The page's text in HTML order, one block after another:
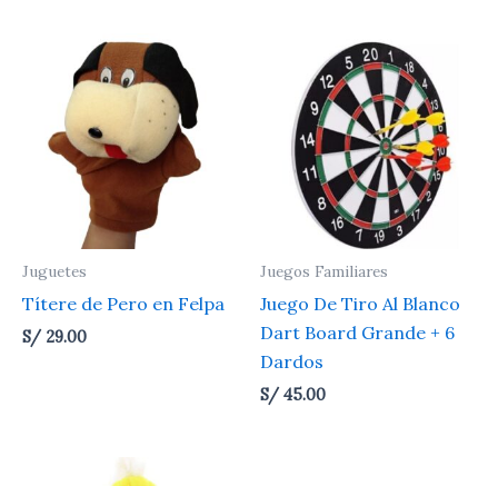
Juguetes
Títere de Pero en Felpa
S/29.00
Juegos Familiares
Juego De Tiro Al Blanco
Dart Board Grande + 6
Dardos
S/45.00